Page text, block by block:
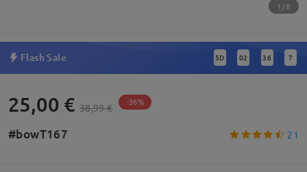
1/8
Flash Sale 5D : 02 : 36 : 6
25,00 € 38,99 € -36%
#bowT167 21